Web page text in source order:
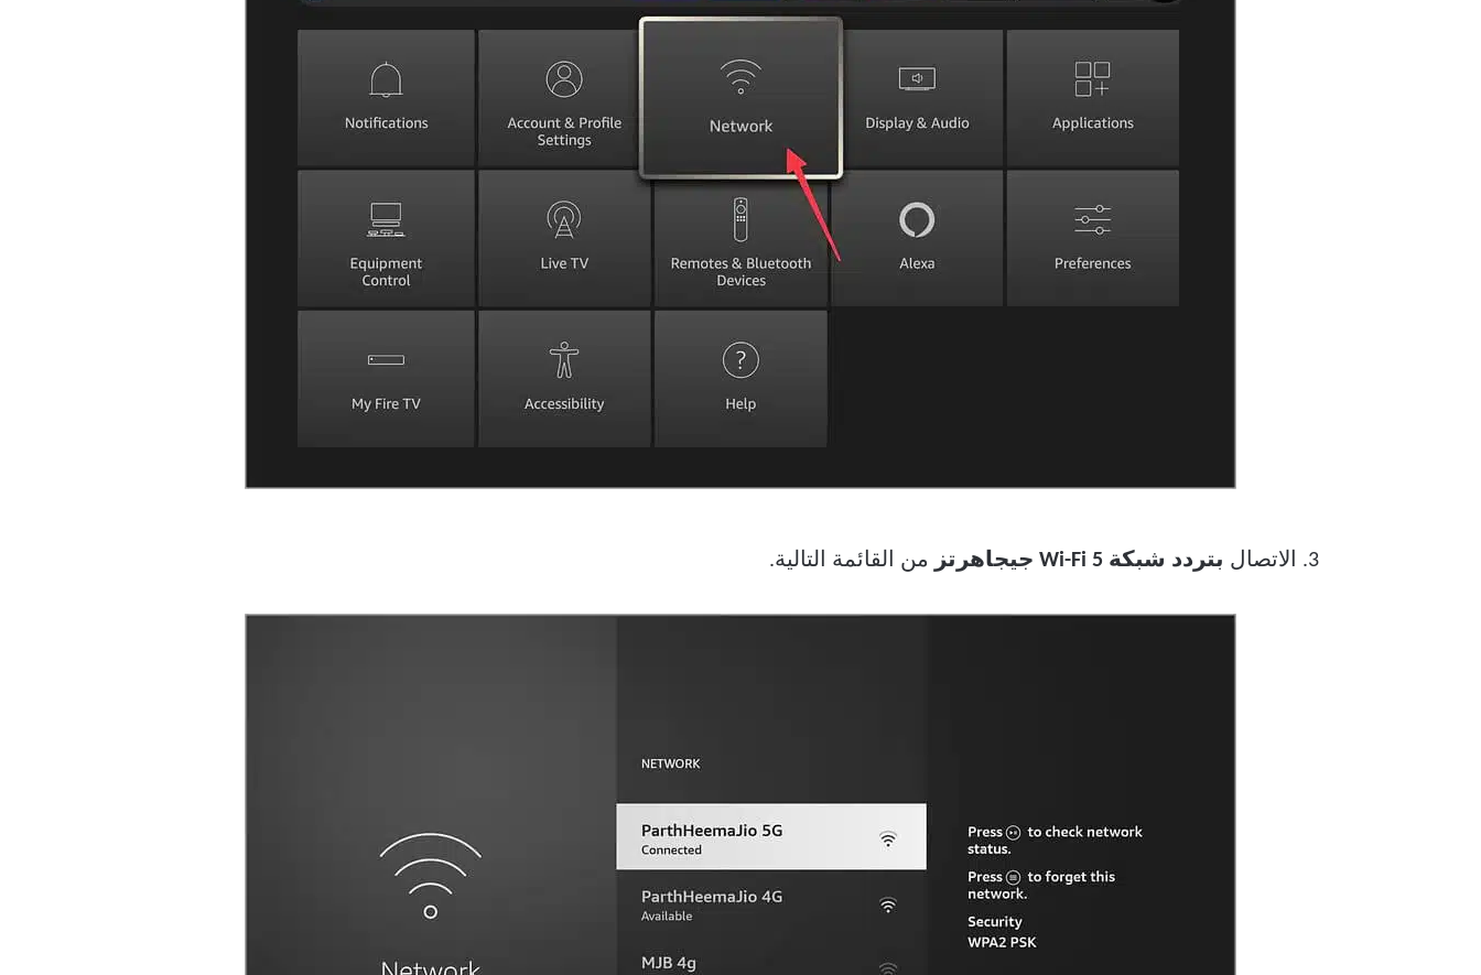
3. الاتصال بتردد شبكة Wi-Fi 5 جيجاهرتز من القائمة التالية.